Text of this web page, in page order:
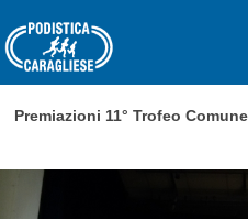
Premiazioni 11° Trofeo